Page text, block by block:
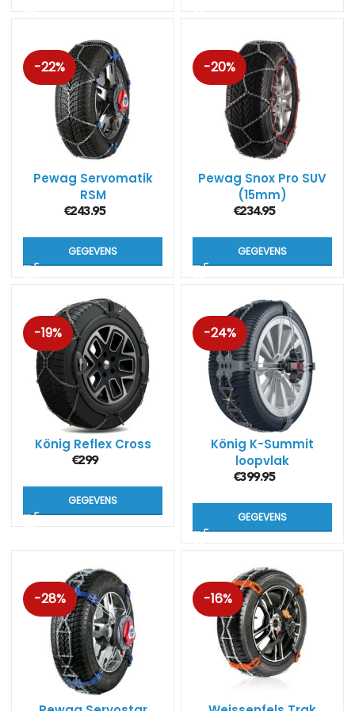
-22%
Pewag Servomatik
RSM
€243.95
GEGEVENS
-20%
Pewag Snox Pro SUV
(15mm)
€234.95
GEGEVENS
-19%
König Reflex Cross
€299
GEGEVENS
-24%
König K-Summit
loopvlak
sneeuwkettingen
€399.95
GEGEVENS
-28% -16%